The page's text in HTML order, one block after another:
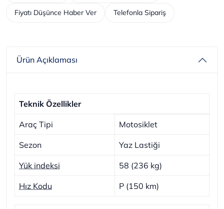
Telefonla Sipariş
Fiyatı Düşünce Haber Ver
Ürün Açıklaması
Teknik Özellikler
Araç Tipi Motosiklet
Sezon Yaz Lastiği
Yük indeksi 58 (236 kg)
Hız Kodu P (150 km)